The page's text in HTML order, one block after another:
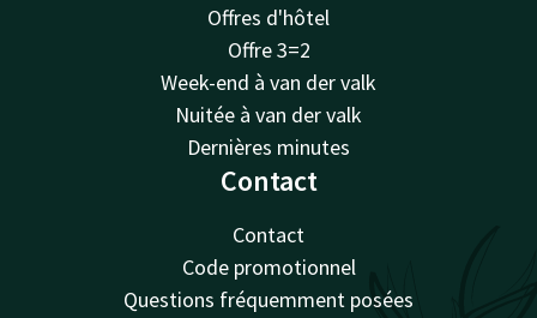
Offres d'hôtel
Offre 3=2
Week-end à van der valk
Nuitée à van der valk
Dernières minutes
Contact
Contact
Code promotionnel
Questions fréquemment posées